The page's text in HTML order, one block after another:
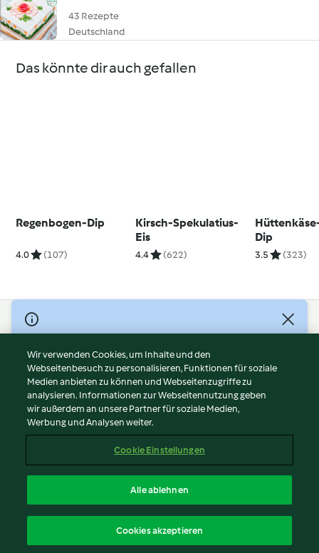
43 Rezepte
Deutschland
Das könnte dir auch gefallen
Regenbogen-Dip
4.0 (107)
Kirsch-Spekulatius-
Eis
4.4 (622)
Dip
3.5 (323)
© Copyright 2026
Nutzungsbedingungen
Datenschutzrichtlinien
Disclaimer
Impressum
Cookies
Abo kündigen
Erklärung zur Barrierefreiheit
Wir verwenden Cookies, um Inhalte und den
Webseitenbesuch zu personalisieren, Funktionen für soziale
Medien anbieten zu können und Webseitenzugriffe zu
analysieren. Informationen zur Webseitennutzung geben
wir außerdem an unsere Partner für soziale Medien,
Werbung und Analysen weiter.
Cookie Einstellungen
Alle ablehnen
Cookies akzeptieren